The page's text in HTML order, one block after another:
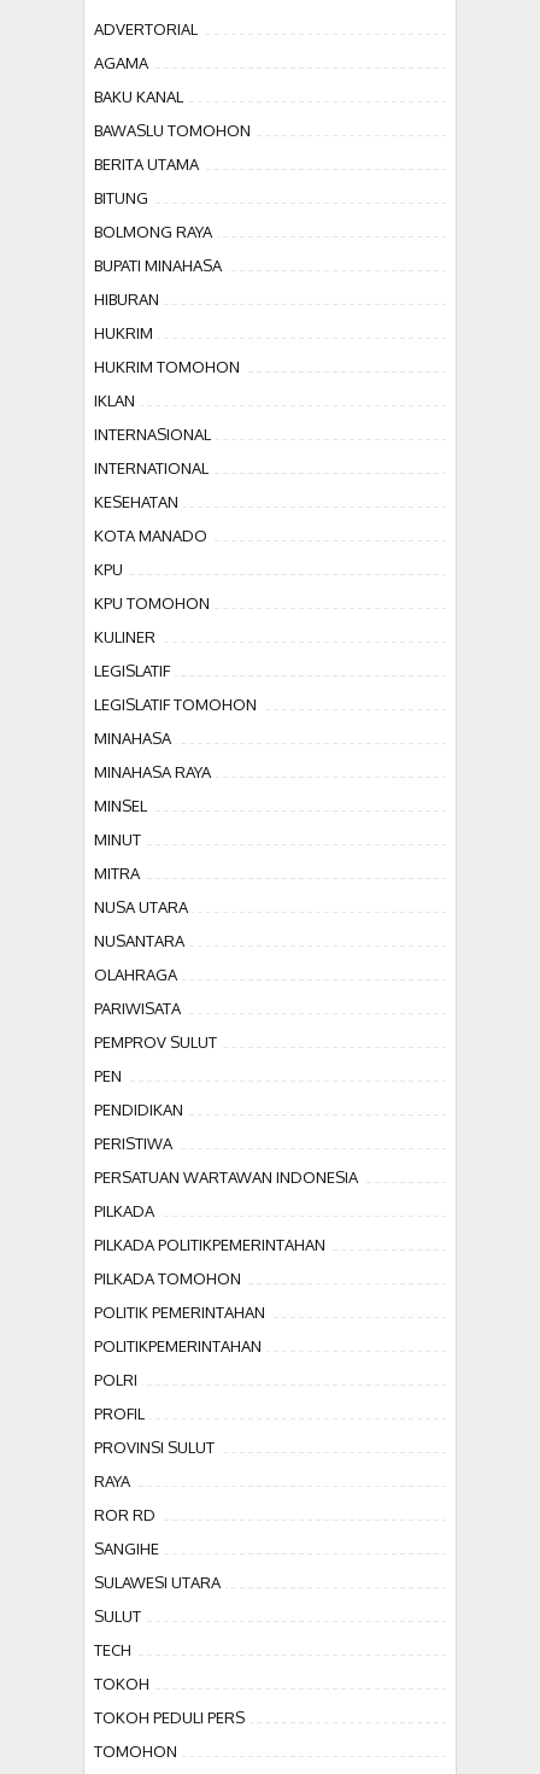
ADVERTORIAL
AGAMA
BAKU KANAL
BAWASLU TOMOHON
BERITA UTAMA
BITUNG
BOLMONG RAYA
BUPATI MINAHASA
HIBURAN
HUKRIM
HUKRIM TOMOHON
IKLAN
INTERNASIONAL
INTERNATIONAL
KESEHATAN
KOTA MANADO
KPU
KPU TOMOHON
KULINER
LEGISLATIF
LEGISLATIF TOMOHON
MINAHASA
MINAHASA RAYA
MINSEL
MINUT
MITRA
NUSA UTARA
NUSANTARA
OLAHRAGA
PARIWISATA
PEMPROV SULUT
PEN
PENDIDIKAN
PERISTIWA
PERSATUAN WARTAWAN INDONESIA
PILKADA
PILKADA POLITIKPEMERINTAHAN
PILKADA TOMOHON
POLITIK PEMERINTAHAN
POLITIKPEMERINTAHAN
POLRI
PROFIL
PROVINSI SULUT
RAYA
ROR RD
SANGIHE
SULAWESI UTARA
SULUT
TECH
TOKOH
TOKOH PEDULI PERS
TOMOHON